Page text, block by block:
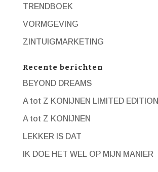
TRENDBOEK
VORMGEVING
ZINTUIGMARKETING
Recente berichten
BEYOND DREAMS
A tot Z KONIJNEN LIMITED EDITION
A tot Z KONIJNEN
LEKKER IS DAT
IK DOE HET WEL OP MIJN MANIER